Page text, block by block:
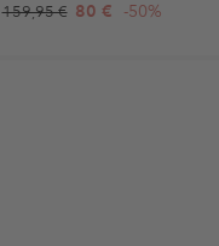
159,95 € 80 € -50%